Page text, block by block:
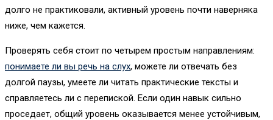
долго не практиковали, активный уровень почти наверняка
ниже, чем кажется.
Проверять себя стоит по четырем простым направлениям:
понимаете ли вы речь на слух, можете ли отвечать без
долгой паузы, умеете ли читать практические тексты и
справляетесь ли с перепиской. Если один навык сильно
проседает, общий уровень оказывается менее устойчивым,